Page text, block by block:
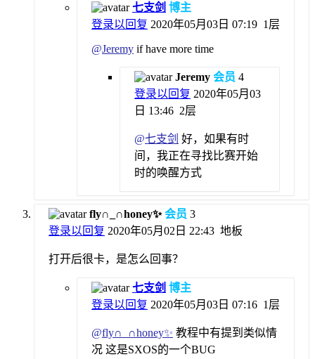
七支剑 博主
登录以回复 2020年05月03日 07:19 1层
@Jeremy if have more time
Jeremy 会员 4
登录以回复 2020年05月03
日 13:46 2层
@七支剑 好，如果有时
间，我正在寻找比赛开始
时的唤醒方式
fly∩_∩honey✨会员 3
登录以回复 2020年05月02日 22:43 地板
打开后很卡，是怎么回事？
七支剑 博主
登录以回复 2020年05月03日 07:16 1层
@fly∩_∩honey✨ 教程中有提到类似情
况 这是SXOS的一个BUG